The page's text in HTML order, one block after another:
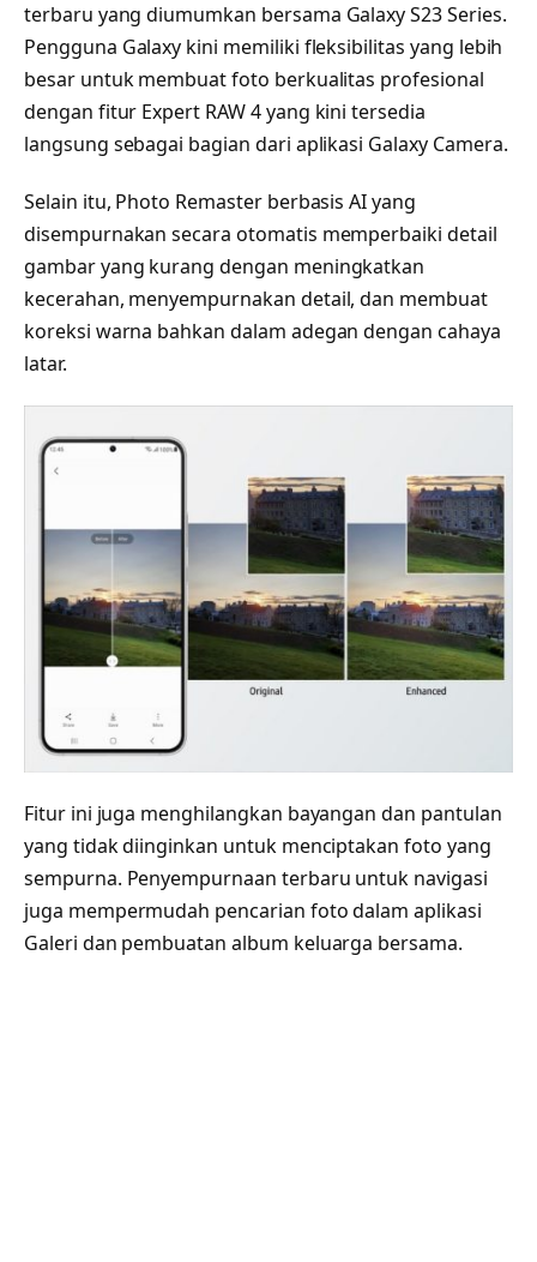
terbaru yang diumumkan bersama Galaxy S23 Series.
Pengguna Galaxy kini memiliki fleksibilitas yang lebih
besar untuk membuat foto berkualitas profesional
dengan fitur Expert RAW 4 yang kini tersedia
langsung sebagai bagian dari aplikasi Galaxy Camera.
Selain itu, Photo Remaster berbasis AI yang
disempurnakan secara otomatis memperbaiki detail
gambar yang kurang dengan meningkatkan
kecerahan, menyempurnakan detail, dan membuat
koreksi warna bahkan dalam adegan dengan cahaya
latar.
Fitur ini juga menghilangkan bayangan dan pantulan
yang tidak diinginkan untuk menciptakan foto yang
sempurna. Penyempurnaan terbaru untuk navigasi
juga mempermudah pencarian foto dalam aplikasi
Galeri dan pembuatan album keluarga bersama.